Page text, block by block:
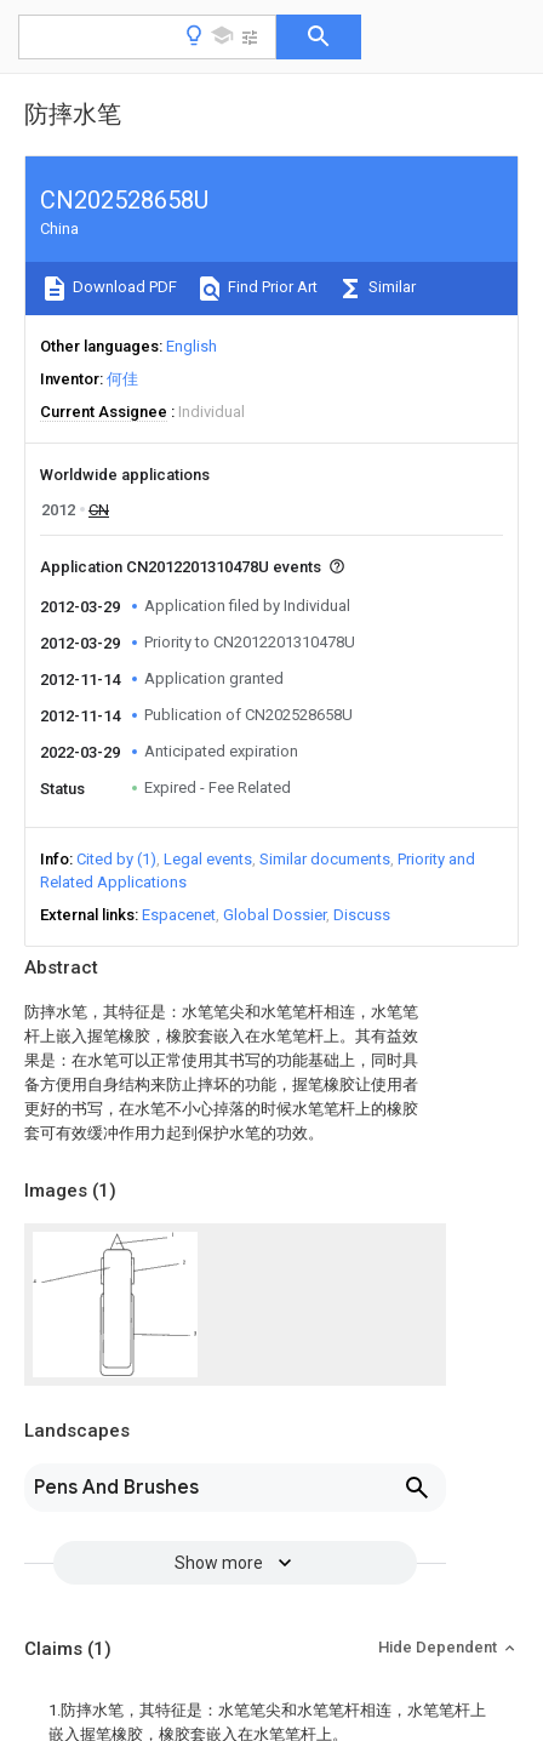
防摔水笔
Abstract
防摔水笔，其特征是：水笔笔尖和水笔笔杆相连，水笔笔
杆上嵌入握笔橡胶，橡胶套嵌入在水笔笔杆上。其有益效
果是：在水笔可以正常使用其书写的功能基础上，同时具
备方便用自身结构来防止摔坏的功能，握笔橡胶让使用者
更好的书写，在水笔不小心掉落的时候水笔笔杆上的橡胶
套可有效缓冲作用力起到保护水笔的功效。
Images (1)
Landscapes
Pens And Brushes
Show more
CN202528658U
China
Download PDF Find Prior Art Similar
Other languages English
Inventor 何佳
Current Assignee
Individual
Worldwide applications
2012
CN
Application CN2012201310478U events
2012-03-29 Application filed by Individual
2012-03-29 Priority to CN2012201310478U
2012-11-14 Application granted
2012-11-14 Publication of CN202528658U
2022-03-29 Anticipated expiration
Status Expired - Fee Related
Info Cited by (1) Legal events Similar documents Priority and
Related Applications
External links Espacenet Global Dossier Discuss
Claims (1) Hide Dependent
1.防摔水笔，其特征是：水笔笔尖和水笔笔杆相连，水笔笔杆上
嵌入握笔橡胶，橡胶套嵌入在水笔笔杆上。